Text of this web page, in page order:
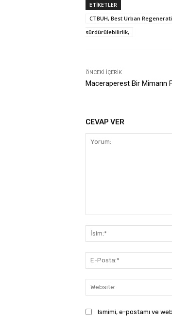
ETIKETLER
CTBUH, Best Urban
sürdürülebilirlik,
ÖNCEKI İÇERIK
Maceraperest Bir Mimarın
CEVAP VER
Ismimi, e-postamı ve